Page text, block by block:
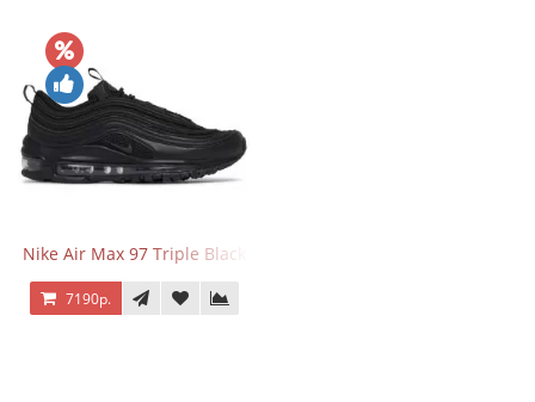
Nike Air Max 97 Triple Black
7190р.